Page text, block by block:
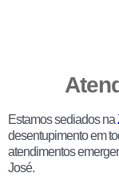
Estamos sediados na
desentupimento em
atendimentos
José.